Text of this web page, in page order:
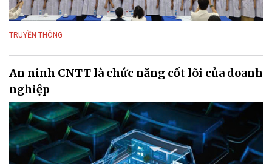
TRUYỀN THÔNG
An ninh CNTT là chức năng cốt lõi của doanh
nghiệp